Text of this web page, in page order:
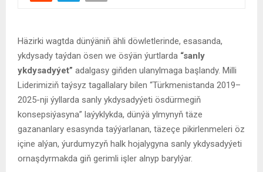
Häzirki wagtda dünýäniň ähli döwletlerinde, esasanda,
ykdysady taýdan ösen we ösýän ýurtlarda “sanly
ykdysadyýet” adalgasy giňden ulanylmaga başlandy. Milli
Liderimiziň taýsyz tagallalary bilen “Türkmenistanda 2019–
2025-nji ýyllarda sanly ykdysadyýeti ösdürmegiň
konsepsiýasyna” laýyklykda, dünýä ylmynyň täze
gazananlary esasynda taýýarlanan, täzeçe pikirlenmeleri öz
içine alýan, ýurdumyzyň halk hojalygyna sanly ykdysadyýeti
ornaşdyrmakda giň gerimli işler alnyp barylýar.